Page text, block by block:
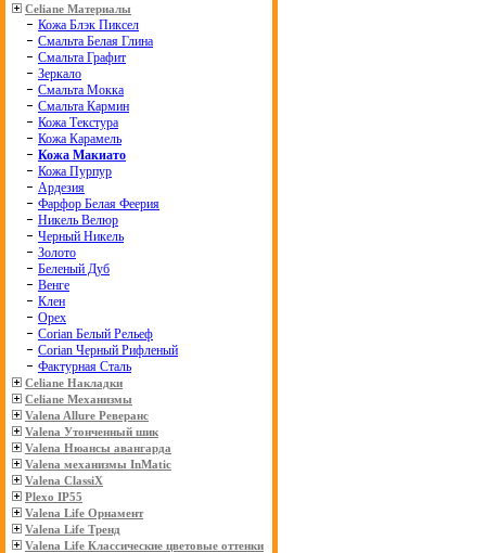
Celiane Материалы
Кожа Блэк Пиксел
Смальта Белая Глина
Смальта Графит
Зеркало
Смальта Мокка
Смальта Кармин
Кожа Текстура
Кожа Карамель
Кожа Макиато
Кожа Пурпур
Ардезия
Фарфор Белая Феерия
Никель Велюр
Черный Никель
Золото
Беленый Дуб
Венге
Клен
Орех
Corian Белый Рельеф
Corian Черный Рифленый
Фактурная Сталь
Celiane Накладки
Celiane Механизмы
Valena Allure Реверанс
Valena Утонченный шик
Valena Нюансы авангарда
Valena механизмы InMatic
Valena ClassiX
Plexo IP55
Valena Life Орнамент
Valena Life Тренд
Valena Life Классические цветовые оттенки